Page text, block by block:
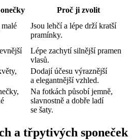
Proč ji zvolit
Jsou lehčí a lépe drží kratší
pramínky.
Lépe zachytí silnější pramen
vlasů.
Dodají účesu výraznější
a elegantnější vzhled.
Na fotkách působí jemně,
slavnostně a dobře ladí
se šaty.
a třpytivých sponeček